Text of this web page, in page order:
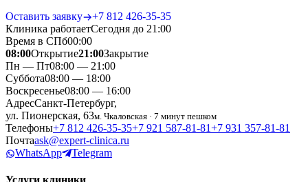
Оставить заявку
+7 812 426‑35‑35
Клиника работаетСегодня до 21:00
Время в СПб00:00
08:00Открытие21:00Закрытие
Пн — Пт08:00 — 21:00
Суббота08:00 — 18:00
Воскресенье08:00 — 16:00
АдресСанкт-Петербург,
ул. Пионерская, 63м. Чкаловская · 7 минут пешком
Телефоны+7 812 426‑35‑35+7 921 587‑81‑81+7 931 357‑81‑81
Почтаask@expert-clinica.ru
WhatsApp
Telegram